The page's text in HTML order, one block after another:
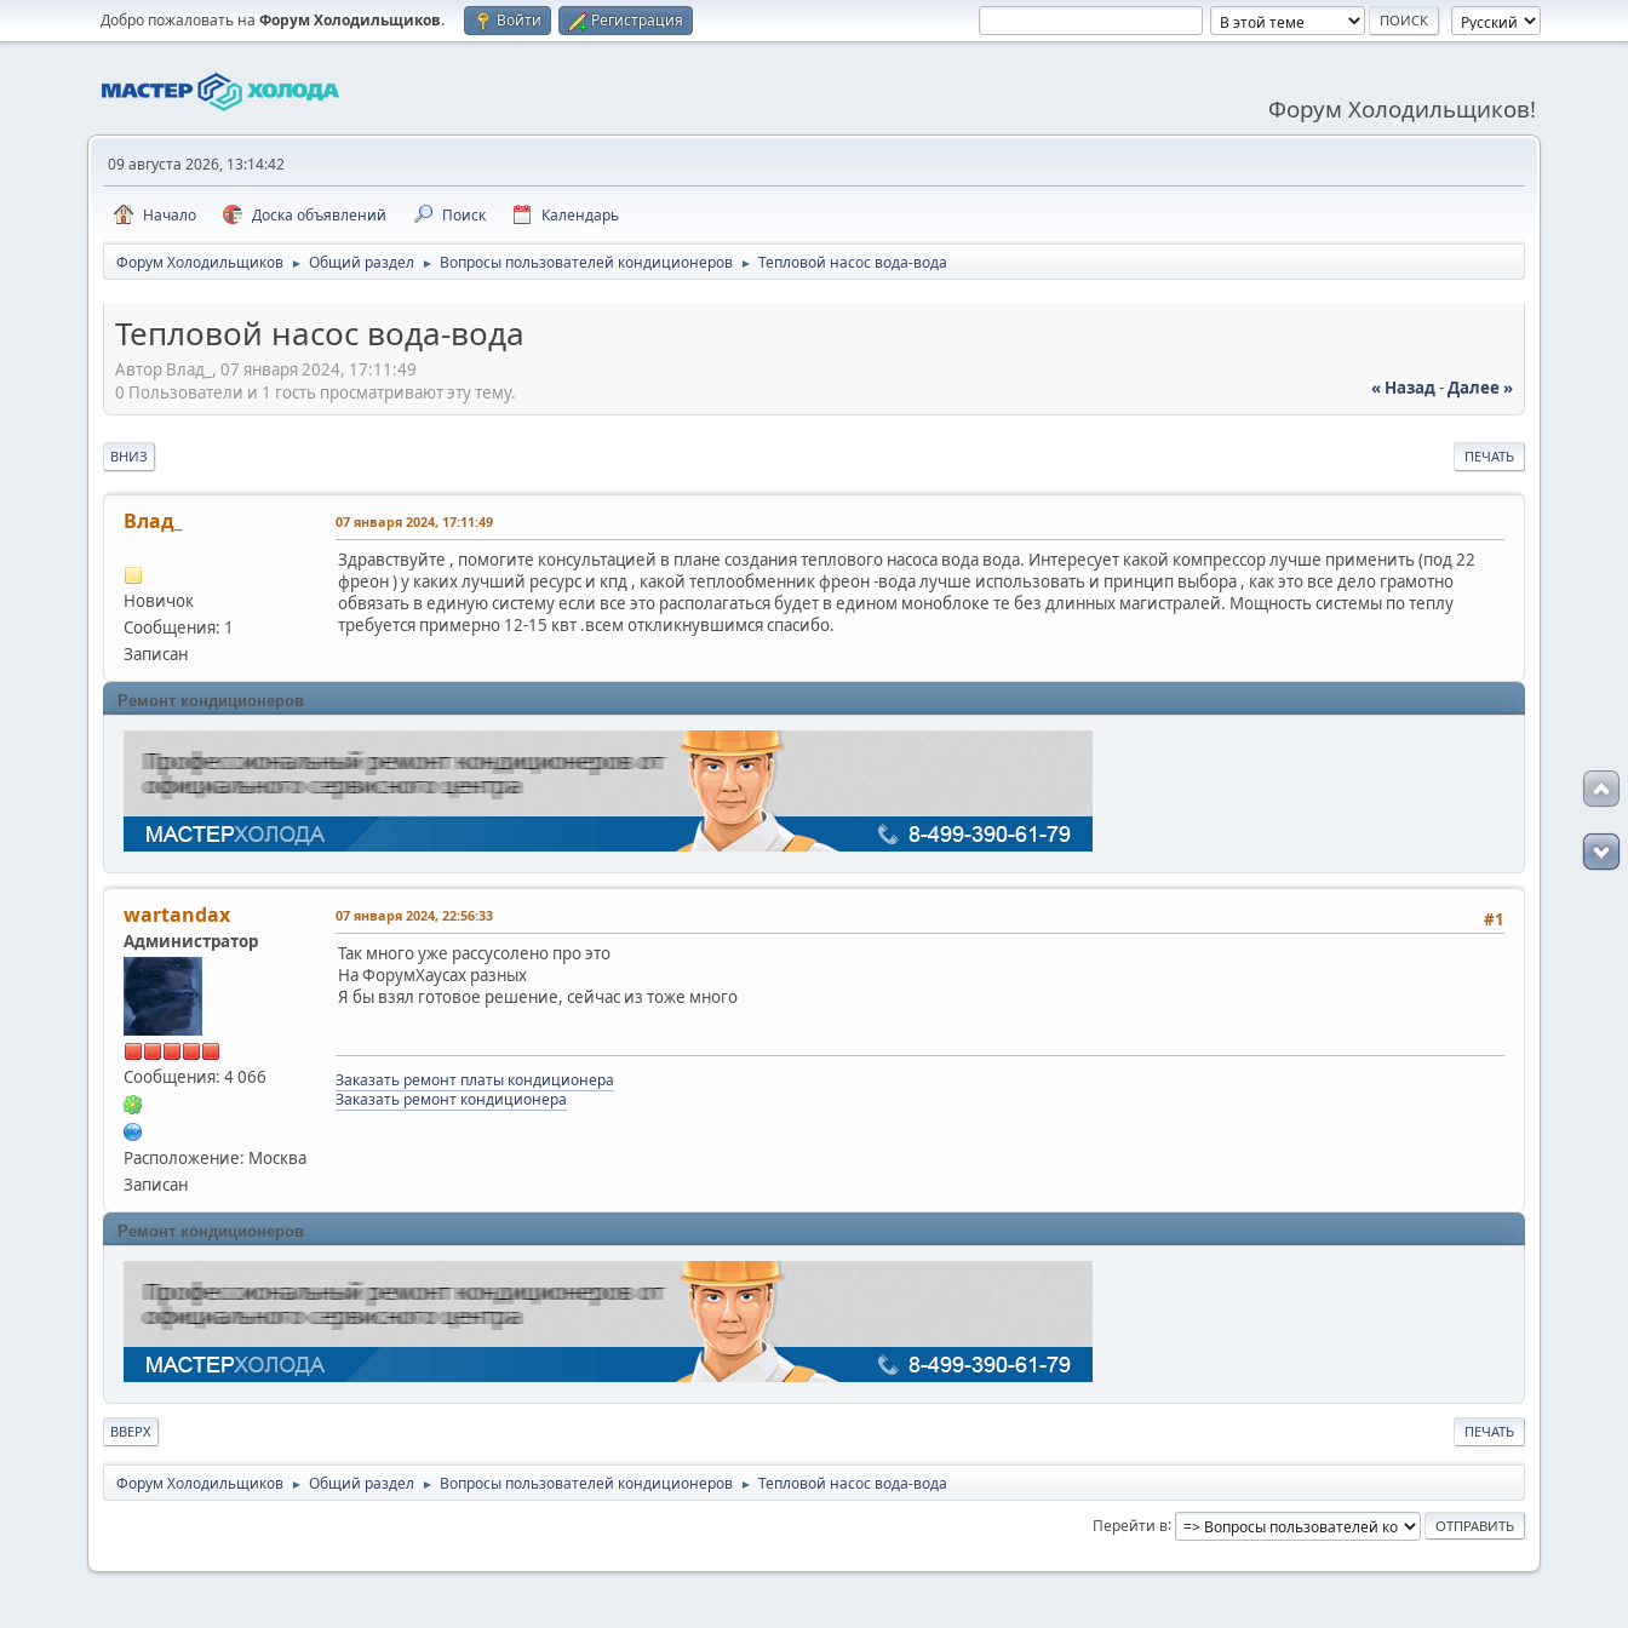
Добро пожаловать на Форум Холодильщиков. Войти Регистрация
Форум Холодильщиков!
09 августа 2026, 13:14:42
Начало Доска объявлений Поиск Календарь
Форум Холодильщиков ► Общий раздел ► Вопросы пользователей кондиционеров ► Тепловой насос вода-вода
Тепловой насос вода-вода
Автор Влад_, 07 января 2024, 17:11:49
« Назад-Далее »
0 Пользователи и 1 гость просматривают эту тему.
ПЕЧАТЬ
ВНИЗ
Влад_
Новичок
Сообщения: 1
Записан
07 января 2024, 17:11:49
Здравствуйте , помогите консультацией в плане создания теплового насоса вода вода. Интересует какой компрессор лучше применить (под 22
фреон ) у каких лучший ресурс и кпд , какой теплообменник фреон -вода лучше использовать и принцип выбора , как это все дело грамотно
обвязать в единую систему если все это располагаться будет в едином моноблоке те без длинных магистралей. Мощность системы по теплу
требуется примерно 12-15 квт .всем откликнувшимся спасибо.
Ремонт кондиционеров
wartandax
Администратор
Сообщения: 4 066
Расположение: Москва
Записан
#1
07 января 2024, 22:56:33
Так много уже рассусолено про это
На ФорумХаусах разных
Я бы взял готовое решение, сейчас из тоже много
Заказать ремонт платы кондиционера
Заказать ремонт кондиционера
Ремонт кондиционеров
ПЕЧАТЬ
ВВЕРХ
Форум Холодильщиков ► Общий раздел ► Вопросы пользователей кондиционеров ► Тепловой насос вода-вода
Перейти в